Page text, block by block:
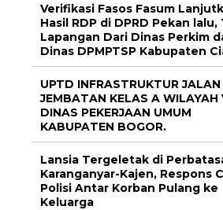
Verifikasi Fasos Fasum
Hasil RDP di DPRD Pekan lalu,
Lapangan Dari Dinas Perkim
Dinas DPMPTSP Kabupaten
UPTD INFRASTRUKTUR
JEMBATAN KELAS A WILAYAH
DINAS PEKERJAAN UMUM
KABUPATEN BOGOR.
Lansia Tergeletak di
Karanganyar-Kajen, Respons
Polisi Antar Korban Pulang ke
Keluarga